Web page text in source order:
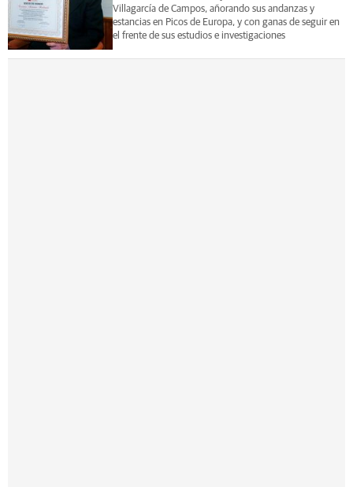
Villagarcía de Campos, añorando sus andanzas y
estancias en Picos de Europa, y con ganas de seguir en
el frente de sus estudios e investigaciones